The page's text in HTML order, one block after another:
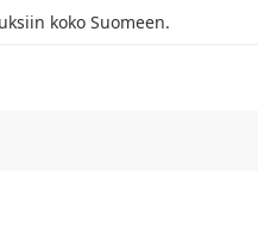
koko Suomeen.